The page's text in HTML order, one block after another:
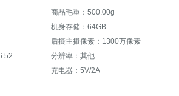
商品毛重：500.00g
机身存储：64GB
后摄主摄像素：1300万像素
分辨率：其他
充电器：5V/2A